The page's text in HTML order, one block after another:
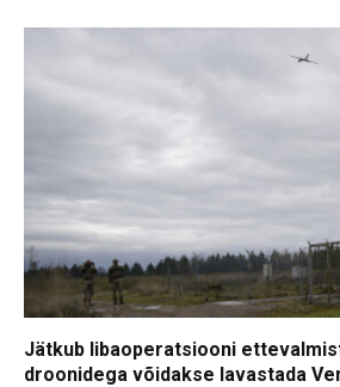
Jätkub libaoperatsiooni
droonidega võidakse lavastada